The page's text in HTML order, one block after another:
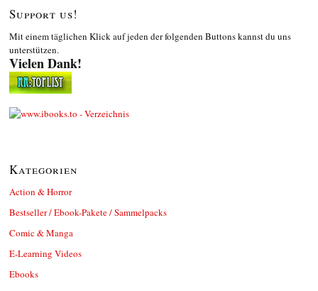
Support us!
Mit einem täglichen Klick auf jeden der folgenden Buttons kannst du uns
unterstützen.
Vielen Dank!
Kategorien
Action & Horror
Bestseller / Ebook-Pakete / Sammelpacks
Comic & Manga
E-Learning Videos
Ebooks